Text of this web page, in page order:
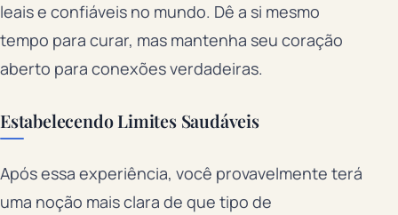
leais e confiáveis no mundo. Dê a si mesmo
tempo para curar, mas mantenha seu coração
aberto para conexões verdadeiras.
Estabelecendo Limites Saudáveis
Após essa experiência, você provavelmente terá
uma noção mais clara de que tipo de